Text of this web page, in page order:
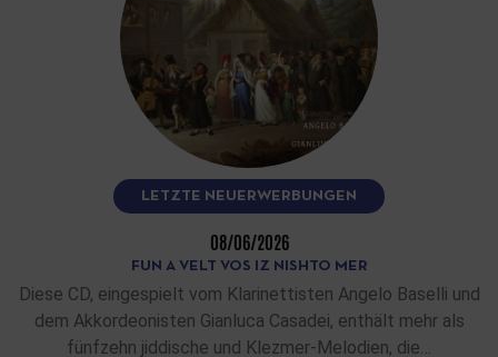
LETZTE NEUERWERBUNGEN
08/06/2026
FUN A VELT VOS IZ NISHTO MER
Diese CD, eingespielt vom Klarinettisten Angelo Baselli und
dem Akkordeonisten Gianluca Casadei, enthält mehr als
fünfzehn jiddische und Klezmer-Melodien, die…